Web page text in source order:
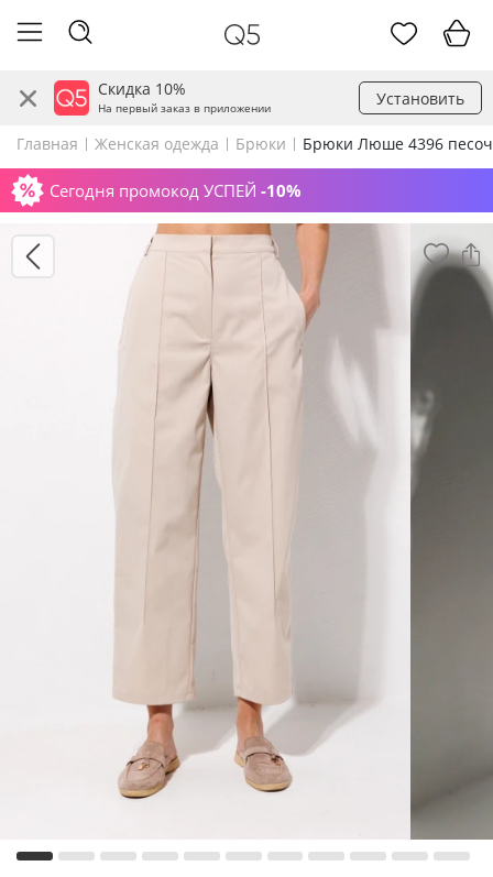
Скидка 10%
На первый заказ в приложении Установить
Главная Женская одежда Брюки Брюки Люше 4396
Сегодня промокод УСПЕЙ -10%